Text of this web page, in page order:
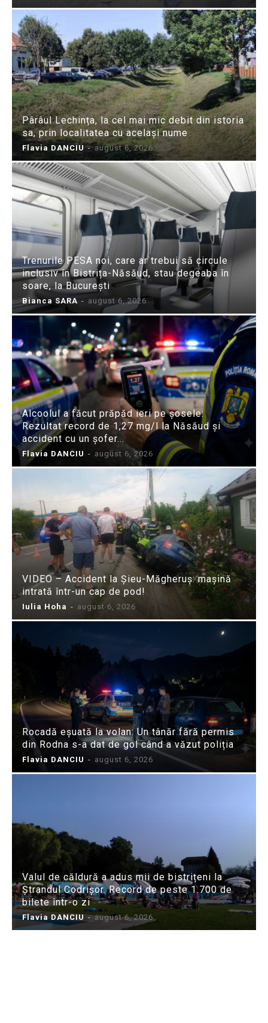
Pârâul Lechința, la cel mai mic debit din istoria
sa, prin localitatea cu același nume
Flavia DANCIU - august 6, 2026
Trenurile PESA noi, care ar trebui să circule
inclusiv în Bistrița-Năsăud, stau degeaba în
soare, la București
Bianca SARA - august 6, 2026
Alcoolul a făcut prăpăd ieri pe șosele:
Rezultat record de 1,27 mg/l la Năsăud și
accident cu un șofer...
Flavia DANCIU - august 6, 2026
VIDEO – Accident la Șieu-Măgheruș: mașină
intrată într-un cap de pod!
Iulia Hoha - august 6, 2026
Rocadă eșuată la volan: Un tânăr fără permis
din Rodna s-a dat de gol când a văzut poliția
Flavia DANCIU - august 6, 2026
Valul de căldură a adus mii de bistrițeni la
Ștrandul Codrișor. Record de peste 1.700 de
bilete într-o zi
Flavia DANCIU - august 6, 2026